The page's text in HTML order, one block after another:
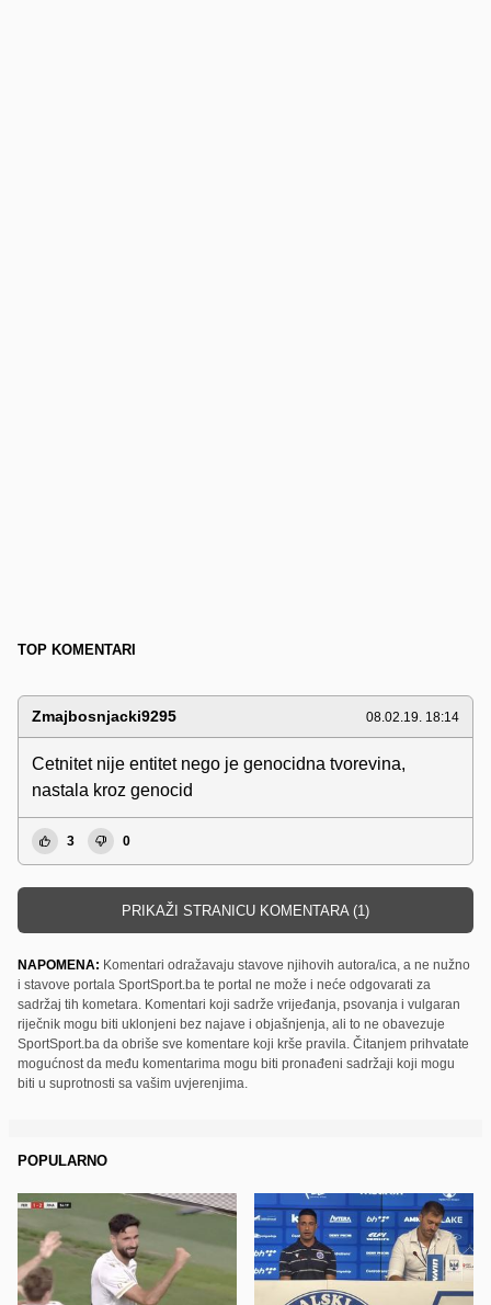
TOP KOMENTARI
Zmajbosnjacki9295 08.02.19. 18:14
Cetnitet nije entitet nego je genocidna tvorevina,
nastala kroz genocid
3 0
PRIKAŽI STRANICU KOMENTARA (1)
NAPOMENA: Komentari odražavaju stavove njihovih autora/ica, a ne nužno
i stavove portala SportSport.ba te portal ne može i neće odgovarati za
sadržaj tih kometara. Komentari koji sadrže vrijeđanja, psovanja i vulgaran
riječnik mogu biti uklonjeni bez najave i objašnjenja, ali to ne obavezuje
SportSport.ba da obriše sve komentare koji krše pravila. Čitanjem prihvatate
mogućnost da među komentarima mogu biti pronađeni sadržaji koji mogu
biti u suprotnosti sa vašim uvjerenjima.
POPULARNO